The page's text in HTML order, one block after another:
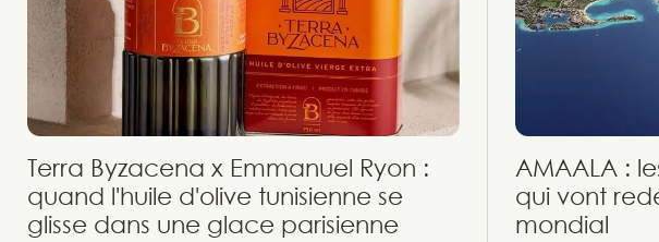
Terra Byzacena x Emmanuel Ryon :
quand l'huile d'olive tunisienne se
glisse dans une glace parisienne
AMAALA :
qui vont
mondial